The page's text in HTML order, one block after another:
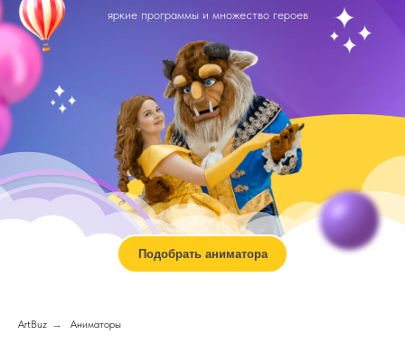
Подобрать аниматора
яркие программы и множество героев
ArtBuz → Аниматоры